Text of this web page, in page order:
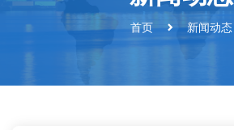
首页 新闻动态